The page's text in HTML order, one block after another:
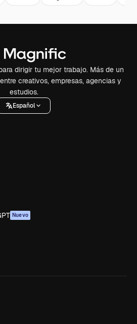
dirigir tu mejor trabajo. Más de un
creativos, empresas, agencias y
estudios.
Español
Nuevo